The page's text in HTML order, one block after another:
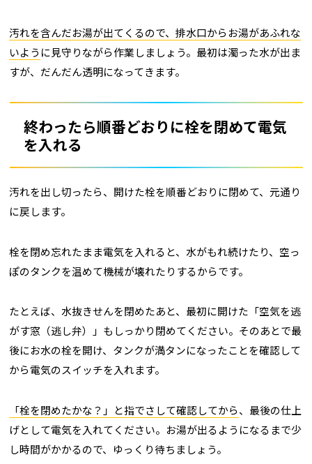
汚れを含んだお湯が出てくるので、排水口からお湯があふれな
いよう に見守りながら作業しましょう。最初は濁った水が出ま
すが、だんだん透明になってきます。
終わったら順番どおりに栓を閉めて電気
を入れる
汚れを出し切ったら、開けた栓を順番どおりに閉めて、元通り
に戻します。
栓を閉め忘れたまま電気を入れると、水がもれ続けたり、空っ
ぽのタンクを温めて機械が壊れたりするからです。
たとえば、水抜きせんを閉めたあと、最初に開けた「空気を逃
がす窓（逃し弁）」もしっかり閉めてください。そのあとで最
後にお水の栓を開け、タンクが満タンになったことを確認して
から電気のスイッチを入れます。
「栓を閉めたかな？」と指でさして確認してから、最後の仕上
げとして電気を入れてください。お湯が出るようになるまで少
し時間がかかるので、ゆっくり待ちましょう。